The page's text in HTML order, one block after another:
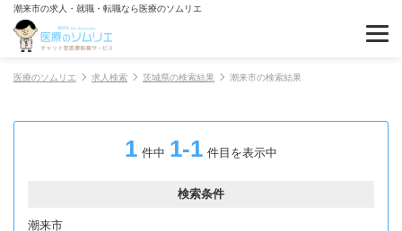
潮来市の求人・就職・転職なら医療のソムリエ
医療のソムリエ 求人検索 茨城県の検索結果 潮来市の検索結果
1 件中 1-1 件目を表示中
検索条件
潮来市